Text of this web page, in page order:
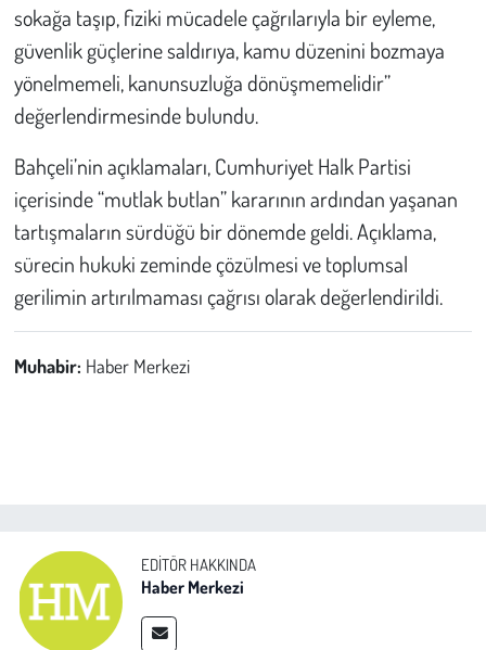
sokağa taşıp, fiziki mücadele çağrılarıyla bir eyleme,
güvenlik güçlerine saldırıya, kamu düzenini bozmaya
yönelmemeli, kanunsuzluğa dönüşmemelidir”
değerlendirmesinde bulundu.
Bahçeli’nin açıklamaları, Cumhuriyet Halk Partisi
içerisinde “mutlak butlan” kararının ardından yaşanan
tartışmaların sürdüğü bir dönemde geldi. Açıklama,
sürecin hukuki zeminde çözülmesi ve toplumsal
gerilimin artırılmaması çağrısı olarak değerlendirildi.
Muhabir: Haber Merkezi
EDITÖR HAKKINDA
Haber Merkezi